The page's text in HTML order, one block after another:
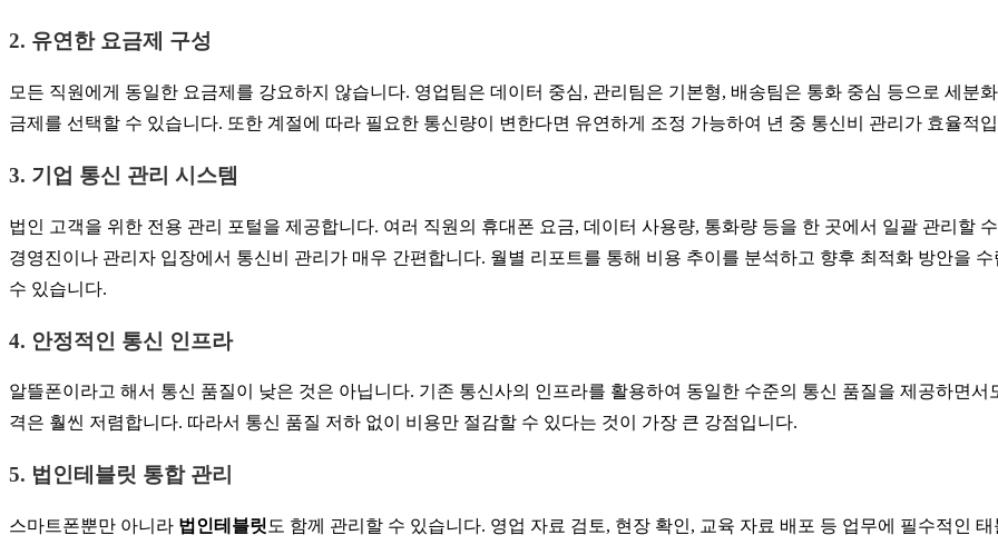
2. 유연한 요금제 구성
모든 직원에게 동일한 요금제를 강요하지 않습니다. 영업팀은 데이터 중심, 관리팀은 기본형, 배송팀은 통화 중심 등으로 세분
금제를 선택할 수 있습니다. 또한 계절에 따라 필요한 통신량이 변한다면 유연하게 조정 가능하여 년 중 통신비 관리가 효율적
3. 기업 통신 관리 시스템
법인 고객을 위한 전용 관리 포털을 제공합니다. 여러 직원의 휴대폰 요금, 데이터 사용량, 통화량 등을 한 곳에서 일괄 관리할
경영진이나 관리자 입장에서 통신비 관리가 매우 간편합니다. 월별 리포트를 통해 비용 추이를 분석하고 향후 최적화 방안을 수
수 있습니다.
4. 안정적인 통신 인프라
알뜰폰이라고 해서 통신 품질이 낮은 것은 아닙니다. 기존 통신사의 인프라를 활용하여 동일한 수준의 통신 품질을 제공하면서
격은 훨씬 저렴합니다. 따라서 통신 품질 저하 없이 비용만 절감할 수 있다는 것이 가장 큰 강점입니다.
5. 법인테블릿 통합 관리
스마트폰뿐만 아니라 법인테블릿도 함께 관리할 수 있습니다. 영업 자료 검토, 현장 확인, 교육 자료 배포 등 업무에 필수적인 태